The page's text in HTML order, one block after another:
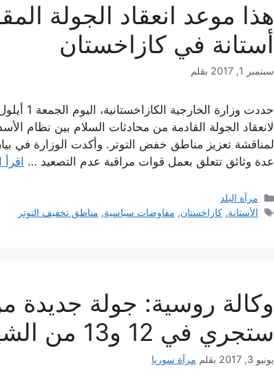
هذا موعد انعقاد الجولة
أستانة في كازاخستان
سبتمبر 1, 2017 بقلم
لانعقاد الجولة القادمة من محادثات السلام بين نظام
لمناقشة تعزيز مناطق خفض التوتر. وأكدت الوزارة في
عدة وثائق تتعلق بعمل قوات مراقبة عدم التصعيد …
التصنيفات
مرآة البلد
الوسوم
الأستانة,كازاخستان, مفاوضات سياسية, مناطق تخفيف التوتر
وكالة روسية: جولة جديدة
ستجري في 12 و13 من الشهر الجاري
يونيو 3, 2017 بقلم مرآة سوريا